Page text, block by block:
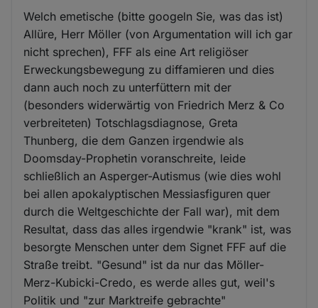
Welch emetische (bitte googeln Sie, was das ist)
Allüre, Herr Möller (von Argumentation will ich gar
nicht sprechen), FFF als eine Art religiöser
Erweckungsbewegung zu diffamieren und dies
dann auch noch zu unterfüttern mit der
(besonders widerwärtig von Friedrich Merz & Co
verbreiteten) Totschlagsdiagnose, Greta
Thunberg, die dem Ganzen irgendwie als
Doomsday-Prophetin voranschreite, leide
schließlich an Asperger-Autismus (wie dies wohl
bei allen apokalyptischen Messiasfiguren quer
durch die Weltgeschichte der Fall war), mit dem
Resultat, dass das alles irgendwie "krank" ist, was
besorgte Menschen unter dem Signet FFF auf die
Straße treibt. "Gesund" ist da nur das Möller-
Merz-Kubicki-Credo, es werde alles gut, weil's
Politik und "zur Marktreife gebrachte"